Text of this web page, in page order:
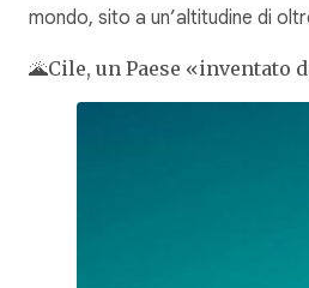
mondo, sito a un’altitudine di
🌋Cile, un Paese «inventato